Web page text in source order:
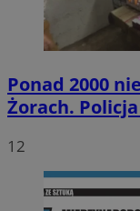
Ponad 2000
Żorach.
12